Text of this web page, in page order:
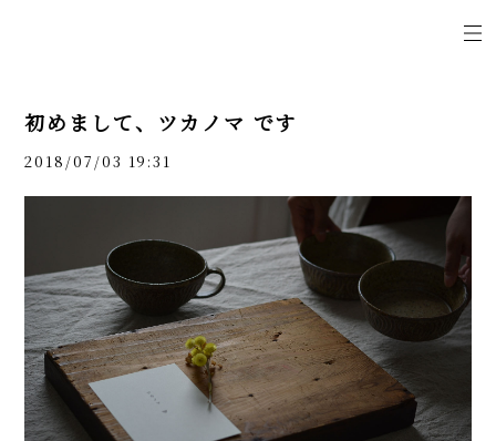
初めまして、ツカノマ です
2018/07/03 19:31